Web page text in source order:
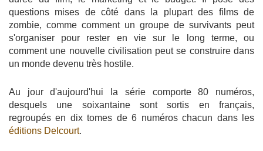
questions mises de côté dans la plupart des films de
zombie, comme comment un groupe de survivants peut
s'organiser pour rester en vie sur le long terme, ou
comment une nouvelle civilisation peut se construire dans
un monde devenu très hostile.
Au jour d'aujourd'hui la série comporte 80 numéros,
desquels une soixantaine sont sortis en français,
regroupés en dix tomes de 6 numéros chacun dans les
éditions Delcourt.